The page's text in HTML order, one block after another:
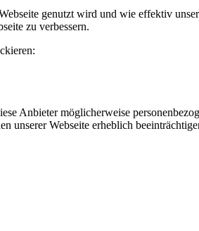
genutzt wird und wie effektiv
zu verbessern.
Anbieter möglicherweise
unserer Webseite erheblich